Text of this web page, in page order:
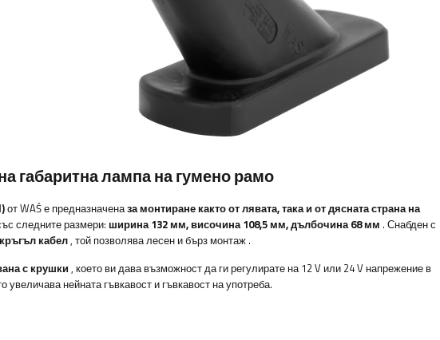
габаритна лампа на гумено рамо
от WAŚ е предназначеназа монтиране както от лявата, така и от дясната страна на
следните размери: ширина 132 мм, височина 108,5 мм, дълбочина 68 мм . Снабден с
кабел, той позволява лесен и бърз монтаж .
с крушки , което ви дава възможност да ги регулирате на 12 V или 24 V напрежение в
нейната гъвкавост и гъвкавост на употреба.